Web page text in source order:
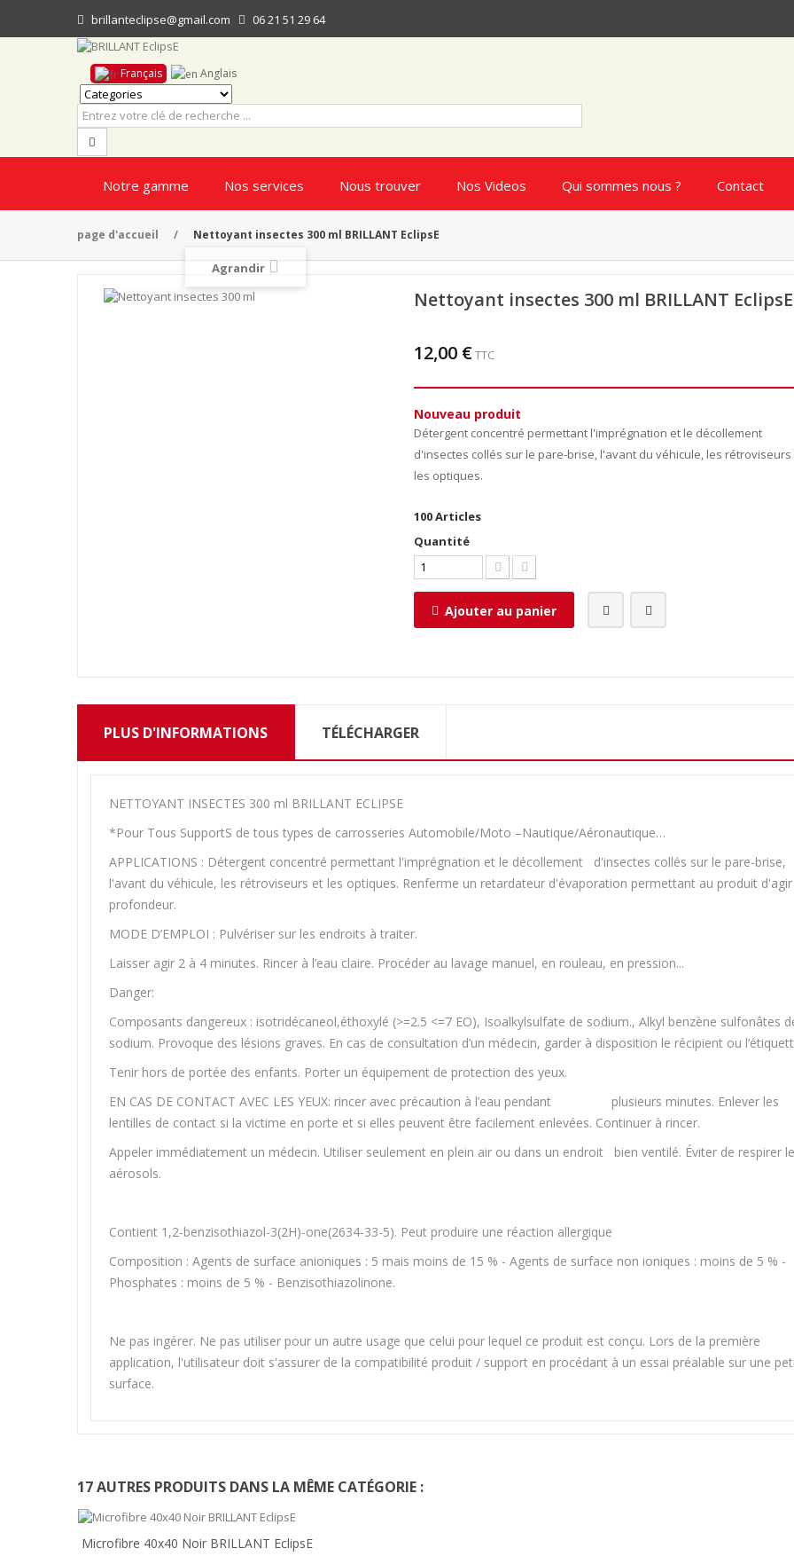
brillanteclipse@gmail.com 06 21 51 29 64
Français Anglais
Notre gamme Nos services Nous trouver Nos Videos Qui sommes nous ? Contact
page d'accueil / Nettoyant insectes 300 ml BRILLANT EclipsE
Agrandir
Nettoyant insectes 300 ml BRILLANT EclipsE
12,00 €TTC
Nouveau produit
Détergent concentré permettant l'imprégnation et le décollement
d'insectes collés sur le pare-brise, l'avant du véhicule, les rétroviseurs
les optiques.
100Articles
Quantité
Ajouter au panier
PLUS D'INFORMATIONS TÉLÉCHARGER
NETTOYANT INSECTES 300 ml BRILLANT ECLIPSE
*Pour Tous SupportS de tous types de carrosseries Automobile/Moto –Nautique/Aéronautique…
APPLICATIONS : Détergent concentré permettant l'imprégnation et le décollement d'insectes collés sur le pare-brise,
l'avant du véhicule, les rétroviseurs et les optiques. Renferme un retardateur d'évaporation permettant au produit
profondeur.
MODE D’EMPLOI : Pulvériser sur les endroits à traiter.
Laisser agir 2 à 4 minutes. Rincer à l’eau claire. Procéder au lavage manuel, en rouleau, en pression...
Danger:
Composants dangereux : isotridécaneol,éthoxylé (>=2.5 <=7 EO), Isoalkylsulfate de sodium., Alkyl benzène sulfonâtes
sodium. Provoque des lésions graves. En cas de consultation d’un médecin, garder à disposition le récipient ou
Tenir hors de portée des enfants. Porter un équipement de protection des yeux.
EN CAS DE CONTACT AVEC LES YEUX: rincer avec précaution à l’eau pendant plusieurs minutes. Enlever les
lentilles de contact si la victime en porte et si elles peuvent être facilement enlevées. Continuer à rincer.
Appeler immédiatement un médecin. Utiliser seulement en plein air ou dans un endroit bien ventilé. Éviter de respirer
aérosols.
Contient 1,2-benzisothiazol-3(2H)-one(2634-33-5). Peut produire une réaction allergique
Composition : Agents de surface anioniques : 5 mais moins de 15 % - Agents de surface non ioniques : moins de 5 % -
Phosphates : moins de 5 % - Benzisothiazolinone.
Ne pas ingérer. Ne pas utiliser pour un autre usage que celui pour lequel ce produit est conçu. Lors de la première
application, l'utilisateur doit s'assurer de la compatibilité produit / support en procédant à un essai préalable sur une
surface.
17 AUTRES PRODUITS DANS LA MÊME CATÉGORIE :
Microfibre 40x40 Noir BRILLANT EclipsE